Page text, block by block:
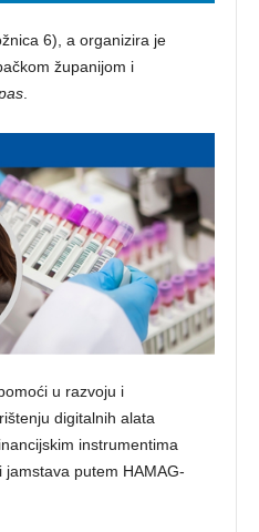
6), a organizira je
županijom i
.
u razvoju i
digitalnih alata
instrumentima
putem HAMAG-